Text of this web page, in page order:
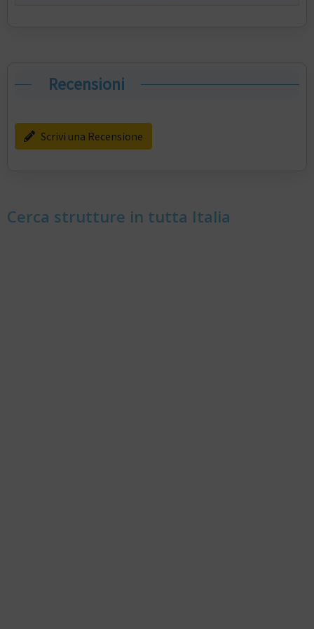
Recensioni
Scrivi una Recensione
Cerca strutture in tutta Italia